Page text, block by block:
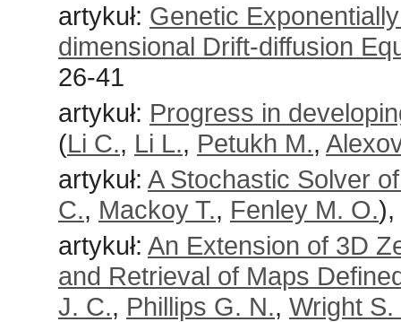
artykuł: Genetic
dimensional Drift-diffusion
26-41
artykuł: Progress in
(Li C., Li L., Petukh M.,
artykuł: A Stochastic Solver
C., Mackoy T., Fenley M. O.),
artykuł: An Extension of 3D
and Retrieval of Maps
J. C., Phillips G. N., Wright S.